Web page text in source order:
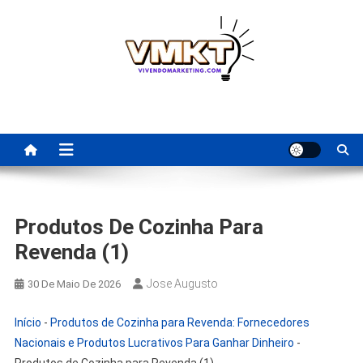
Para Revenda | Vivendo
Marketing
Produtos De Cozinha Para
Revenda (1)
30 De Maio De 2026 Jose Augusto
Início - Produtos de Cozinha para Revenda: Fornecedores
Nacionais e Produtos Lucrativos Para Ganhar Dinheiro -